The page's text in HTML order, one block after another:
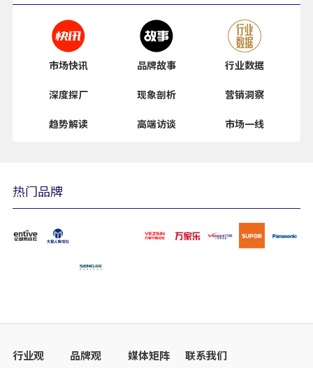
2022-04-27
市场快讯 品牌故事 行业数据
深度探厂 现象剖析 营销洞察
趋势解读 高端访谈 市场一线
热门品牌
行业观 品牌观 媒体矩阵 联系我们